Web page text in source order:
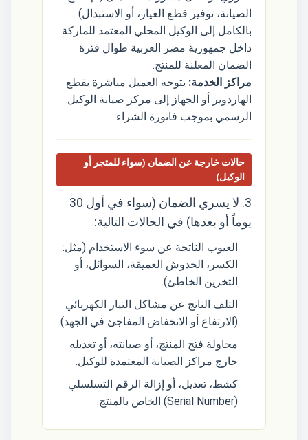
الصيانة، توفير قطع الغيار، أو الاستبدال)
بالكامل إلى الوكيل المحلي المعتمد للماركة
داخل جمهورية مصر العربية طوال فترة
الضمان المعلنة للمنتج.
مراكز الخدمة: يتوجه العميل مباشرة بقطع
الهاردوير أو الجهاز إلى مركز صيانة الوكيل
الرسمي بموجب فاتورة الشراء.
حالات خارجة عن الضمان (سواء للمتجر أو
الوكيل)
3. لا يسري الضمان (سواء في أول 30
يوماً أو بعدها) في الحالات التالية:
العيوب الناتجة عن سوء الاستخدام (مثل:
الكسر، الخدوش العميقة، السوائل، أو
التخزين الخاطئ).
التلف الناتج عن مشاكل التيار الكهربائي
(الارتفاع أو الانخفاض المفاجئ في الجهد).
محاولة فتح المنتج، أو صيانته، أو تعديله
خارج مراكز الصيانة المعتمدة للوكيل.
كشط، تعديل، أو إزالة الرقم التسلسلي
(Serial Number) الخاص بالمنتج.